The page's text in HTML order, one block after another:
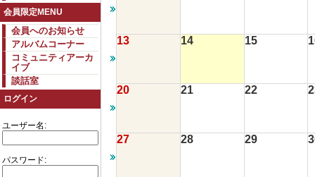
会員限定MENU
会員へのお知らせ
アルバムコーナー
コミュニティアーカ
イブ
談話室
ログイン
ユーザー名:
パスワード:
13 14 15
20 21 22
27 28 29